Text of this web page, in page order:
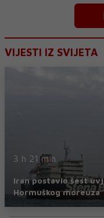
VIJESTI IZ SVIJETA
3 h 21 min
Iran postavio šest
Hormuškog moreuza